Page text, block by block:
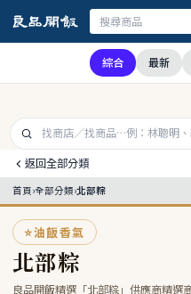
查證，本公司全品項與上游供應商
綜合 最新
返回全部分類
首頁›全部分類›北部粽
⭐油飯香氣
北部粽
良品開飯精選「北部粽」供應商精選